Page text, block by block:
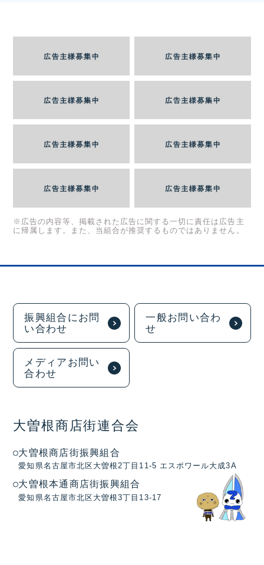
※広告の内容等、掲載された広告に関する一切に責任は広告主
に帰属します。また、当組合が推奨するものではありません。
振興組合にお問
い合わせ
一般お問い合わ
せ
メディアお問い
合わせ
大曽根商店街連合会
大曽根商店街振興組合
愛知県名古屋市北区大曽根2丁目11-5 エスポワール大成3A
大曽根本通商店街振興組合
愛知県名古屋市北区大曽根3丁目13-17